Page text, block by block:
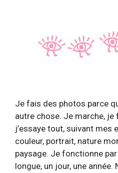
Je fais des photos parce
autre chose. Je marche, je
j’essaye tout, suivant mes
couleur, portrait, nature
paysage. Je fonctionne
longue, un jour, une année.